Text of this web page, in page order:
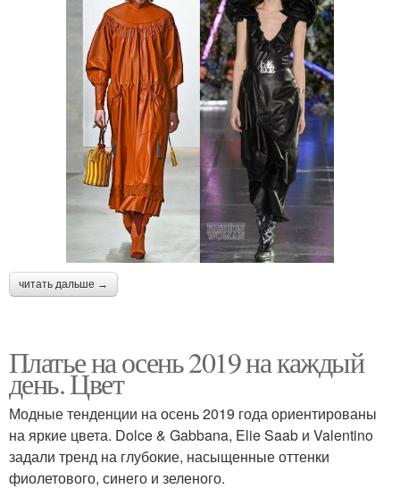
читать дальше →
Платье на осень 2019 на каждый
день. Цвет
Модные тенденции на осень 2019 года ориентированы
на яркие цвета. Dolce & Gabbana, Elie Saab и Valentino
задали тренд на глубокие, насыщенные оттенки
фиолетового, синего и зеленого.